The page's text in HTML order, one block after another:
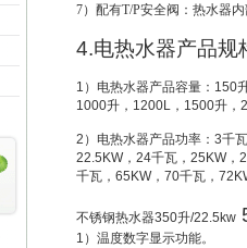
7）配有T/P安全阀：热水器
4.电热水器产品规
1 ）电热水器产品容量： 150
1000升 ， 1200L ， 1500升 ，
2 ）电热水器产品功率： 3千
22.5KW， 24千瓦， 25KW，
千瓦， 65KW， 70千瓦，
不锈钢热水器350升/22.5kw
1 ）温度数字显示功能。